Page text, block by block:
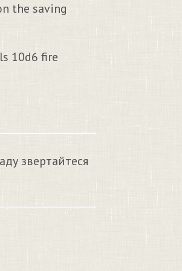
the saving
10d6 fire
звертайтеся